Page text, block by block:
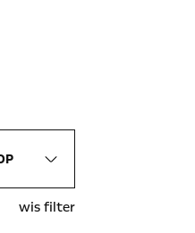
wis filter